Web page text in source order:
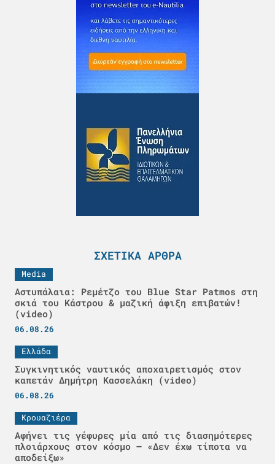
ΣΧΕΤΙΚΆ ΆΡΘΡΑ
Media
Αστυπάλαια: Ρεμέτζο του Blue Star Patmos στη
σκιά του Κάστρου & μαζική άφιξη επιβατών!
(video)
06.08.26
Ελλάδα
Συγκινητικός ναυτικός αποχαιρετισμός στον
καπετάν Δημήτρη Κασσελάκη (video)
06.08.26
Κρουαζιέρα
Αφήνει τις γέφυρες μία από τις διασημότερες
πλοιάρχους στον κόσμο – «Δεν έχω τίποτα να
αποδείξω»